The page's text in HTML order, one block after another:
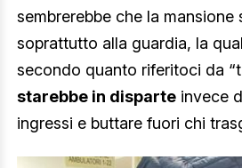
sembrerebbe che la mansione
soprattutto alla guardia, la
secondo quanto riferitoci da
starebbe in disparte invece
ingressi e buttare fuori chi